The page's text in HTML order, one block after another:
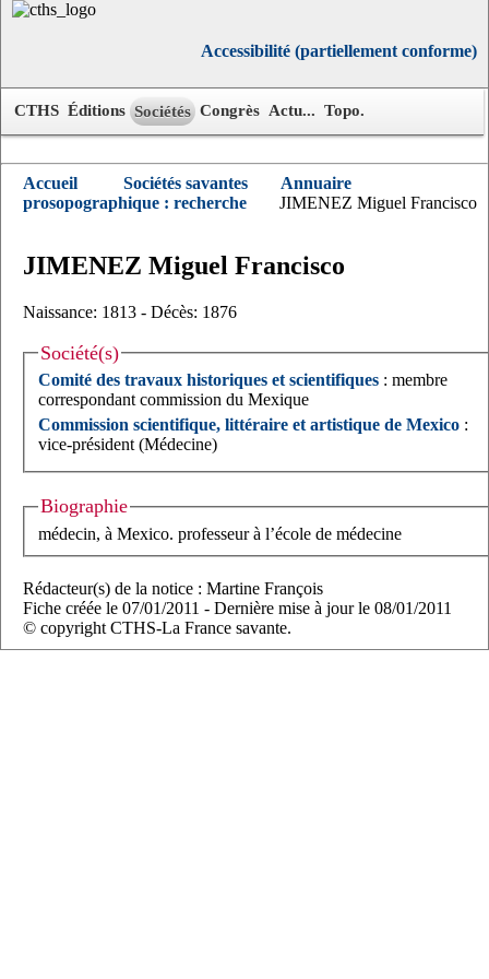
Accessibilité (partiellement conforme)
CTHS Éditions Sociétés Congrès Actu... Topo.
Accueil Sociétés savantes
Annuaire
prosopographique : recherche
JIMENEZ Miguel Francisco
JIMENEZ Miguel Francisco
Naissance: 1813 - Décès: 1876
Société(s)
Comité des travaux historiques et scientifiques : membre
correspondant commission du Mexique
Commission scientifique, littéraire et artistique de Mexico :
vice-président (Médecine)
Biographie
médecin, à Mexico. professeur à l’école de médecine
Rédacteur(s) de la notice : Martine François
Fiche créée le 07/01/2011 - Dernière mise à jour le 08/01/2011
© copyright CTHS-La France savante.